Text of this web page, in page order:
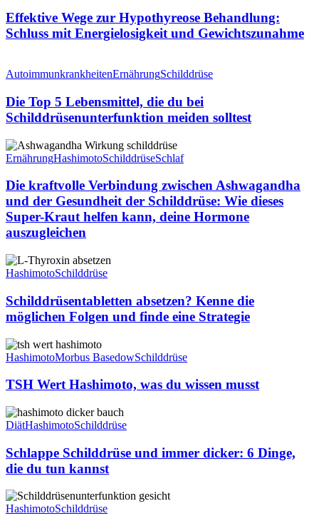
Hypothyreose
Behandlung:
Schluss
und
Effektive Wege zur Hypothyreose Behandlung:
Schluss mit Energielosigkeit und Gewichtszunahme
Top
Lebensmittel,
die
du
bei
Schilddrüsenunterfunktion
meiden
AutoimmunkrankheitenErnährungSchilddrüse
Die Top 5 Lebensmittel, die du bei
Schilddrüsenunterfunktion meiden solltest
Die
kraftvolle
zwischen
Ashwagandha
und
der
Gesundheit
Schilddrüse:
Wie
Super-
Kraut
helfen
kann,
deine
Hormone
ErnährungHashimotoSchilddrüseSchlaf
Die kraftvolle Verbindung zwischen Ashwagandha
und der Gesundheit der Schilddrüse: Wie dieses
Super-Kraut helfen kann, deine Hormone
auszugleichen
Schilddrüsentabletten
absetzen?
die
möglichen
Folgen
und
finde
eine
HashimotoSchilddrüse
Schilddrüsentabletten absetzen? Kenne die
möglichen Folgen und finde eine Strategie
TSH
Wert
was
wissen
musst
HashimotoMorbus BasedowSchilddrüse
TSH Wert Hashimoto, was du wissen musst
Schlappe
Schilddrüse
immer
dicker:
6
Dinge,
die
du
DiätHashimotoSchilddrüse
Schlappe Schilddrüse und immer dicker: 6 Dinge,
die du tun kannst
Schilddrüsenunterfunktion
Gesicht
HashimotoSchilddrüse